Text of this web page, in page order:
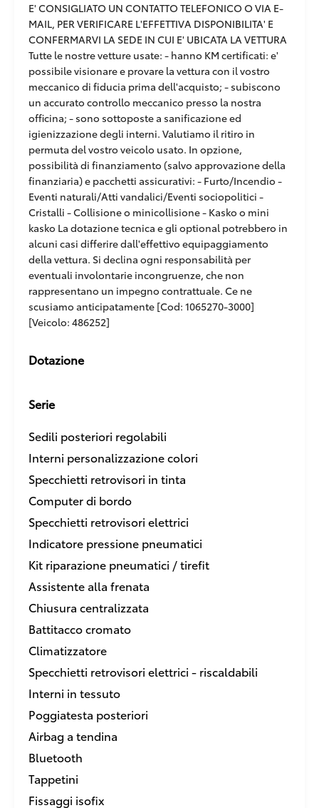
E' CONSIGLIATO UN CONTATTO TELEFONICO O VIA E-
MAIL, PER VERIFICARE L'EFFETTIVA DISPONIBILITA' E
CONFERMARVI LA SEDE IN CUI E' UBICATA LA VETTURA
Tutte le nostre vetture usate: - hanno KM certificati: e'
possibile visionare e provare la vettura con il vostro
meccanico di fiducia prima dell'acquisto; - subiscono
un accurato controllo meccanico presso la nostra
officina; - sono sottoposte a sanificazione ed
igienizzazione degli interni. Valutiamo il ritiro in
permuta del vostro veicolo usato. In opzione,
possibilità di finanziamento (salvo approvazione della
finanziaria) e pacchetti assicurativi: - Furto/Incendio -
Eventi naturali/Atti vandalici/Eventi sociopolitici -
Cristalli - Collisione o minicollisione - Kasko o mini
kasko La dotazione tecnica e gli optional potrebbero in
alcuni casi differire dall'effettivo equipaggiamento
della vettura. Si declina ogni responsabilità per
eventuali involontarie incongruenze, che non
rappresentano un impegno contrattuale. Ce ne
scusiamo anticipatamente [Cod: 1065270-3000]
[Veicolo: 486252]
Dotazione
Serie
Sedili posteriori regolabili
Interni personalizzazione colori
Specchietti retrovisori in tinta
Computer di bordo
Specchietti retrovisori elettrici
Indicatore pressione pneumatici
Kit riparazione pneumatici / tirefit
Assistente alla frenata
Chiusura centralizzata
Battitacco cromato
Climatizzatore
Specchietti retrovisori elettrici - riscaldabili
Interni in tessuto
Poggiatesta posteriori
Airbag a tendina
Bluetooth
Tappetini
Fissaggi isofix